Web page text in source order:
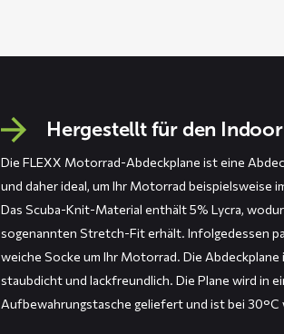
Hergestellt für den
Die FLEXX Motorrad-Abdeckplane ist eine
und daher ideal, um Ihr Motorrad beispielsweise
Das Scuba-Knit-Material enthält 5% Lycra,
sogenannten Stretch-Fit erhält. Infolgedessen
weiche Socke um Ihr Motorrad. Die Abdeckplane
staubdicht und lackfreundlich. Die Plane wird in
Aufbewahrungstasche geliefert und ist bei 30°C